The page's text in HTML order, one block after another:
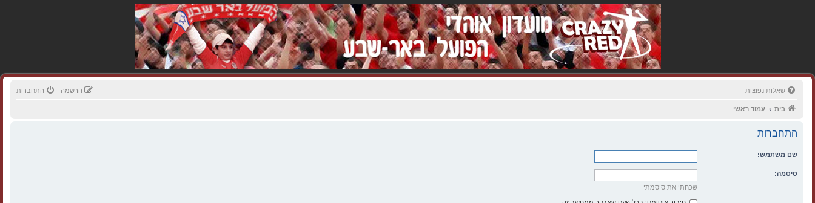
שאלות נפוצות התחברות הרשמה
בית עמוד ראשי
התחברות
שם משתמש:
סיסמה:
שכחתי את סיסמתי